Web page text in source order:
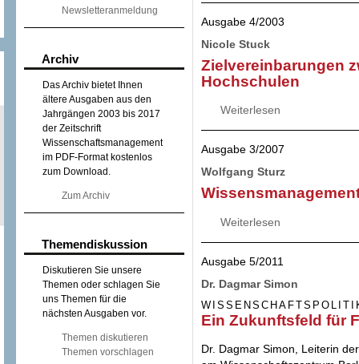
Newsletteranmeldung
Archiv
Das Archiv bietet Ihnen
ältere Ausgaben aus den
Jahrgängen 2003 bis 2017
der Zeitschrift
Wissenschaftsmanagement
im PDF-Format kostenlos
zum Download.
Zum Archiv
Themendiskussion
Diskutieren Sie unsere
Themen oder schlagen Sie
uns Themen für die
nächsten Ausgaben vor.
Themen diskutieren
Themen vorschlagen
Ausgabe 4/2003
Nicole Stuck
Zielvereinbarungen
Hochschulen
Weiterlesen
Ausgabe 3/2007
Wolfgang Sturz
Weiterlesen
Ausgabe 5/2011
Dr. Dagmar Simon
Ein Zukunftsfeld für
Dr. Dagmar Simon, Leiterin